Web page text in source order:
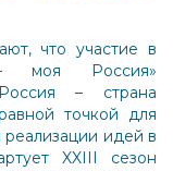
что участие в
моя Россия»
– страна
точкой для
идей в
XXIII сезон